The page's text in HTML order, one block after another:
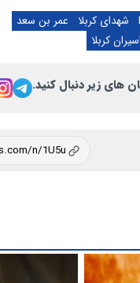
شهدای کربلا
عمر بن سعد
اسیران کربلا
های زیر دنبال کنید.